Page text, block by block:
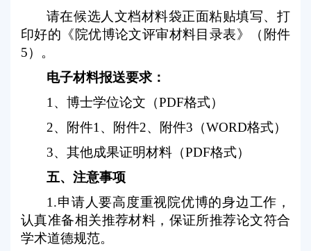
请在候选人文档材料袋正面粘贴填写、打
印好的《院优博论文评审材料目录表》（附件
5）。
电子材料报送要求：
1、博士学位论文（PDF格式）
2、附件1、附件2、附件3 （WORD格式）
3、其他成果证明材料（PDF格式）
五、注意事项
1.申请人要高度重视院优博的身边工作，
认真准备相关推荐材料，保证所推荐论文符合
学术道德规范。